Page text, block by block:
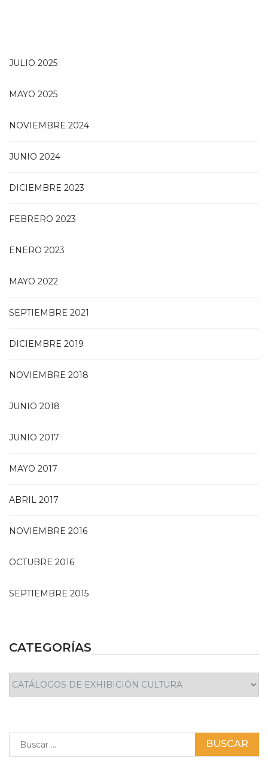
JULIO 2025
MAYO 2025
NOVIEMBRE 2024
JUNIO 2024
DICIEMBRE 2023
FEBRERO 2023
ENERO 2023
MAYO 2022
SEPTIEMBRE 2021
DICIEMBRE 2019
NOVIEMBRE 2018
JUNIO 2018
JUNIO 2017
MAYO 2017
ABRIL 2017
NOVIEMBRE 2016
OCTUBRE 2016
SEPTIEMBRE 2015
CATEGORÍAS
Categorías